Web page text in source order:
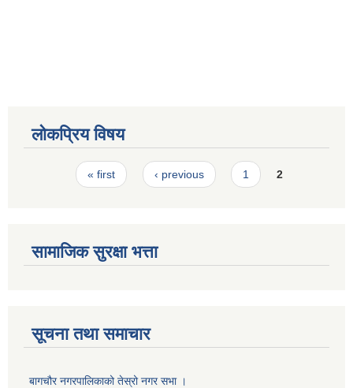
लोकप्रिय विषय
Pages« first ‹ previous 1 2
सामाजिक सुरक्षा भत्ता
सूचना तथा समाचार
बागचौर नगरपालिकाको तेस्रो नगर सभा ।